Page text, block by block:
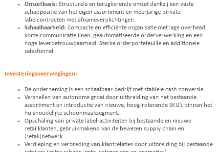
Omzetbasis: Structurele en terugkerende omzet dankzij een vaste
schappositie van het eigen assortiment en meerjarige private
labelcontracten met afnameverplichtingen.
Schaalbaarheid: Compacte en efficiënte organisatie met lage overhead,
korte communicatielijnen, geautomatiseerde orderverwerking en een
hoge leverbetrouwbaarheid. Sterke orderportefeuille en additionele
salesfunnel.
Investeringsoverwegingen:
De onderneming is een schaalbaar bedrijf met stabiele cash conversie.
Versnellen van autonome groei door uitbreiding van het bestaande
assortiment en introductie van nieuwe, hoog-roterende SKU’s binnen het
huishoudelijke schoonmaaksegment.
Opschaling van private label-activiteiten bij bestaande en nieuwe
retailklanten, gebruikmakend van de bewezen supply chain en
(retail)netwerk.
Verdieping en verbreding van klantrelaties door uitbreiding bij bestaande